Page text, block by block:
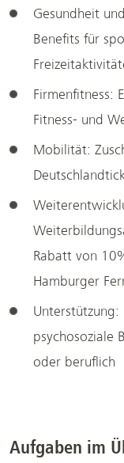
Gesundheit
Benefits für
Firmenfitness:
Fitness- und
Mobilität:
Rabatt von
Hamburger
Unterstützung:
psychosoziale
oder beruflich
Aufgaben im